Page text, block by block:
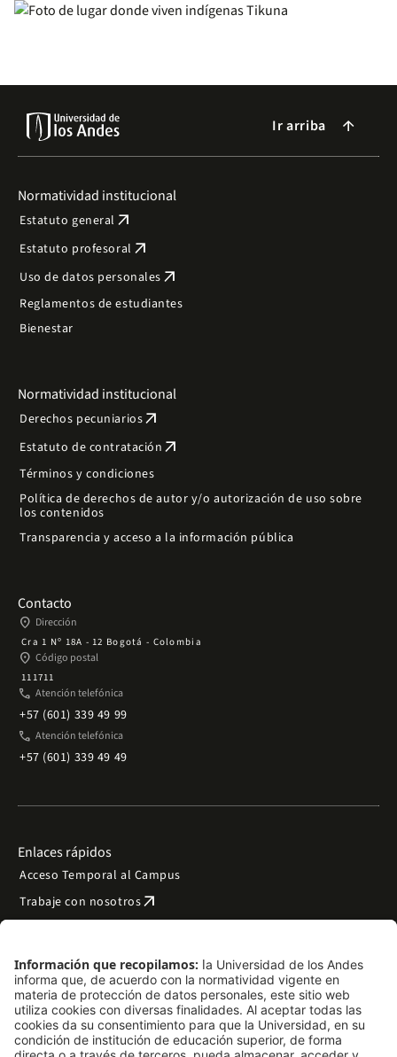
Ir arriba arrow_forward
Normatividad institucional
Estatuto general arrow_outward
Estatuto profesoral arrow_outward
Uso de datos personales arrow_outward
Reglamentos de estudiantes
Bienestar
Normatividad institucional
Derechos pecuniariosarrow_outward
Estatuto de contratación arrow_outward
Términos y condiciones
Política de derechos de autor y/o autorización de uso sobre
los contenidos
Transparencia y acceso a la información pública
Contacto
place Dirección
Cra 1 Nº 18A - 12 Bogotá - Colombia
place Código postal
111711
phone Atención telefónica
+57 (601) 339 49 99
phone Atención telefónica
+57 (601) 339 49 49
Enlaces rápidos
Acceso Temporal al Campus
Trabaje con nosotrosarrow_outward
Preguntas frecuentes
Filantropía y donacionesarrow_outward
Mapa del sitio arrow_outward